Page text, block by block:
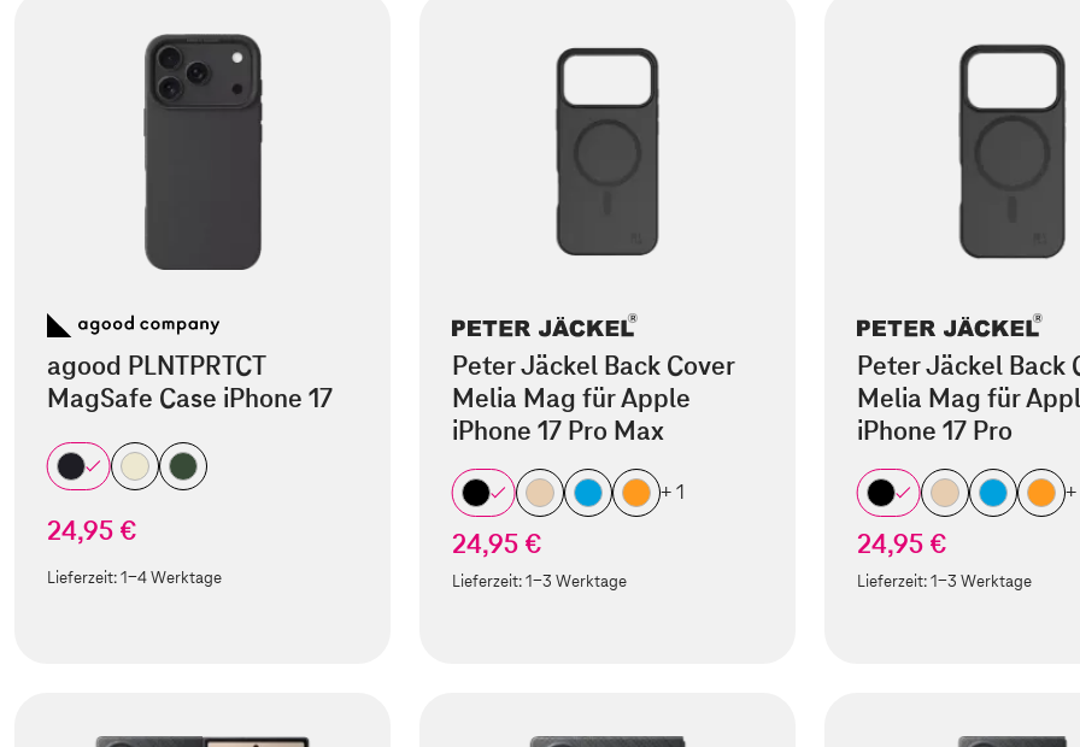
agood PLNTPRTCT
MagSafe Case iPhone 17
24,95 €
Lieferzeit:1-4 Werktage
Peter Jäckel Back Cover
Melia Mag für Apple
iPhone 17 Pro Max
+ 1
24,95 €
Lieferzeit:1-3 Werktage
Peter Jäckel Back
Melia Mag für
iPhone 17 Pro
+
24,95 €
Lieferzeit:1-3 Werktage